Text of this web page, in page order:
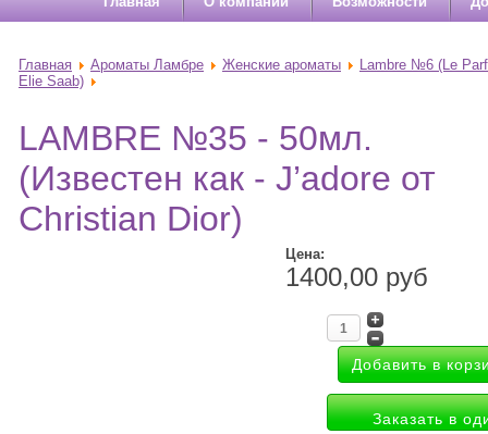
Главная Ароматы Ламбре Женские ароматы
Lambre №6 (Le
Elie Saab)
LAMBRE №35 - 50мл.
(Известен как - J’adore от
Christian Dior)
Цена:
1400,00 руб
Заказать в